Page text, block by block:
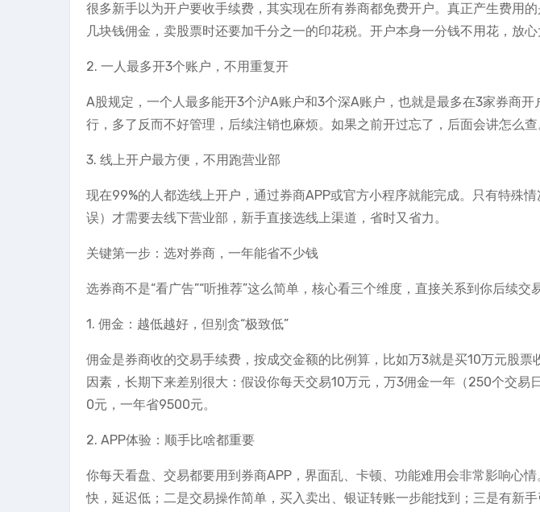
很多新手以为开户要收手续费，其实现在所有券商都免费开户。真正产生费用
几块钱佣金，卖股票时还要加千分之一的印花税。开户本身一分钱不用花，放心
2. 一人最多开3个账户，不用重复开
A股规定，一个人最多能开3个沪A账户和3个深A账户，也就是最多在3家券商
行，多了反而不好管理，后续注销也麻烦。如果之前开过忘了，后面会讲怎么查
3. 线上开户最方便，不用跑营业部
现在99%的人都选线上开户，通过券商APP或官方小程序就能完成。只有特殊
误）才需要去线下营业部，新手直接选线上渠道，省时又省力。
关键第一步：选对券商，一年能省不少钱
选券商不是“看广告”“听推荐”这么简单，核心看三个维度，直接关系到你后续交
1. 佣金：越低越好，但别贪“极致低”
佣金是券商收的交易手续费，按成交金额的比例算，比如万3就是买10万元股
因素，长期下来差别很大：假设你每天交易10万元，万3佣金一年（250个交易
0元，一年省9500元。
2. APP体验：顺手比啥都重要
你每天看盘、交易都要用到券商APP，界面乱、卡顿、功能难用会非常影响心
快，延迟低；二是交易操作简单，买入卖出、银证转账一步能找到；三是有新手